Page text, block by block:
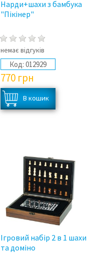
Нарди+шахи з бамбука
"Пікінер"
немає відгуків
Код: 012929
770 грн
Ігровий набір 2 в 1 шахи
та доміно